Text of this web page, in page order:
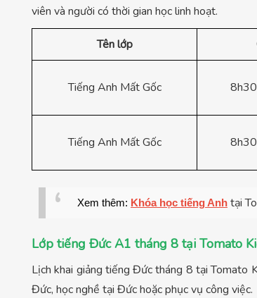
viên và người có thời gian học linh hoạt.
Tên lớp
Tiếng Anh Mất Gốc
Tiếng Anh Mất Gốc
Xem thêm: Khóa học tiếng Anh tại
Lớp tiếng Đức A1 tháng 8 tại Tomato
Lịch khai giảng tiếng Đức tháng 8 tại Tomato
Đức, học nghề tại Đức hoặc phục vụ công việc.